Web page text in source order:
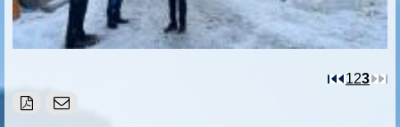
1 23